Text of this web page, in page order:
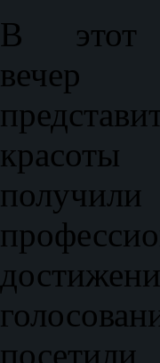
В этот
вечер